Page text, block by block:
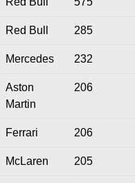
Red Bull 285
Mercedes 232
Aston
Martin
206
Ferrari 206
McLaren 205